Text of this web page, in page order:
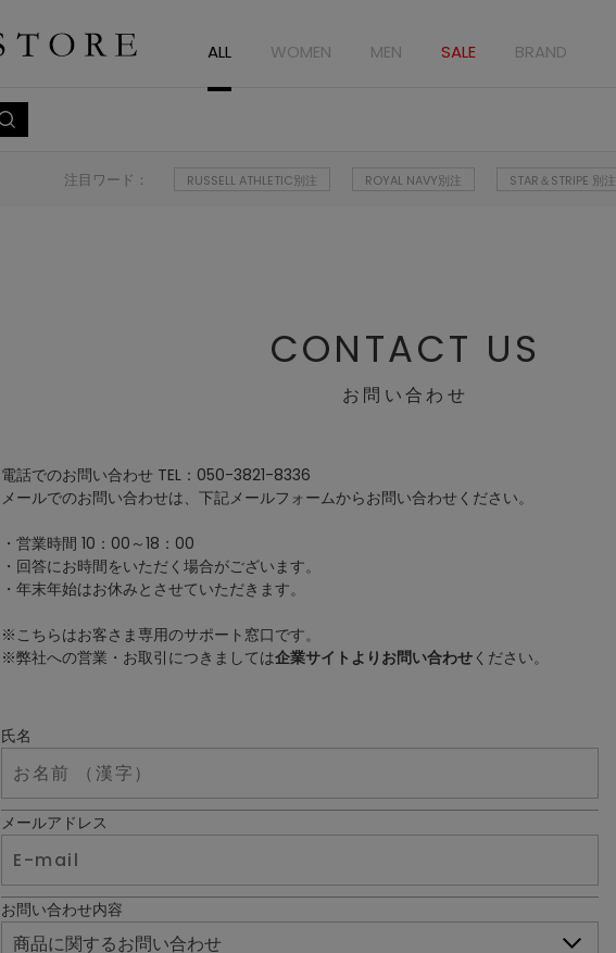
ALL WOMEN MEN SALE BRAND
注目ワード： RUSSELL ATHLETIC別注 ROYAL NAVY別注 STAR＆STRIPE 別注
CONTACT US
お問い合わせ
電話でのお問い合わせ TEL：050-3821-8336
メールでのお問い合わせは、下記メールフォームからお問い合わせください。
・営業時間 10：00～18：00
・回答にお時間をいただく場合がございます。
・年末年始はお休みとさせていただきます。
※こちらはお客さま専用のサポート窓口です。
※弊社への営業・お取引につきましては企業サイトよりお問い合わせください。
氏名
メールアドレス
お問い合わせ内容